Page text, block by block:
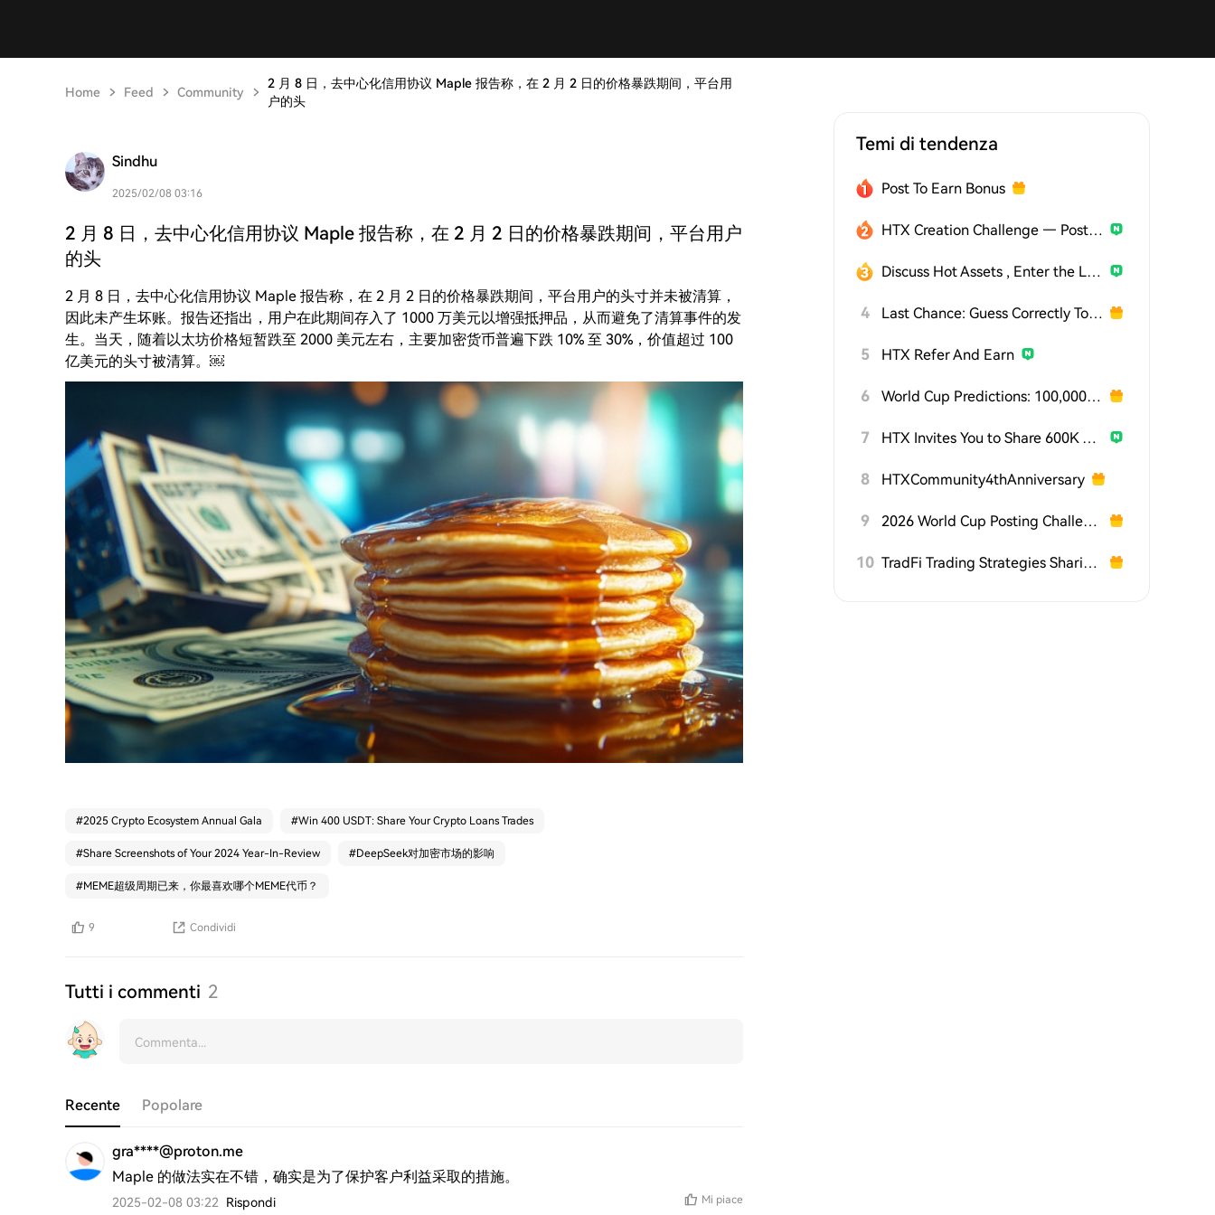
Home Feed Community
2 月 8 日，去中心化信用协议 Maple 报告称，在 2 月 2 日的价格暴跌期间，平台用
户的头
Sindhu
2025/02/08 03:16
2 月 8 日，去中心化信用协议 Maple 报告称，在 2 月 2 日的价格暴跌期间，平台用户
的头
2 月 8 日，去中心化信用协议 Maple 报告称，在 2 月 2 日的价格暴跌期间，平台用户的头寸并未被清算，
因此未产生坏账。报告还指出，用户在此期间存入了 1000 万美元以增强抵押品，从而避免了清算事件的发
生。当天，随着以太坊价格短暂跌至 2000 美元左右，主要加密货币普遍下跌 10% 至 30%，价值超过 100
亿美元的头寸被清算。￼
#2025 Crypto Ecosystem Annual Gala #Win 400 USDT: Share Your Crypto Loans Trades
#Share Screenshots of Your 2024 Year-In-Review #DeepSeek对加密市场的影响
#MEME超级周期已来，你最喜欢哪个MEME代币？
9 Condividi
Tutti i commenti 2
Recente Popolare
gra****@proton.me
Maple 的做法实在不错，确实是为了保护客户利益采取的措施。
2025-02-08 03:22 Rispondi Mi piace
Temi di tendenza
Post To Earn Bonus
HTX Creation Challenge — Post and Win 1,500U
Discuss Hot Assets , Enter the Lucky Draw
4 Last Chance: Guess Correctly Today and Win More
5 HTX Refer And Earn
6 World Cup Predictions: 100,000 USDT Daily
7 HTX Invites You to Share 600K USDT in Gift Packs
8 HTXCommunity4thAnniversary
9 2026 World Cup Posting Challenge on HTX Square
10 TradFi Trading Strategies Sharing Challenge